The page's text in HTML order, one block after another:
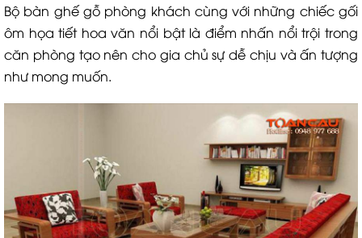
Bộ bàn ghế gỗ phòng khách cùng với những chiếc gối
ôm họa tiết hoa văn nổi bật là điểm nhấn nổi trội trong
căn phòng tạo nên cho gia chủ sự dễ chịu và ấn tượng
như mong muốn.